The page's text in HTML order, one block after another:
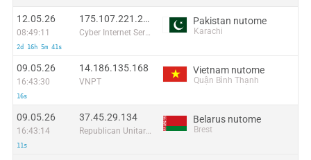
12.05.26
08:49:11
2d 16h 5m 41s
175.107.221.213:51592
Cyber Internet Services Pakistan
Pakistan nutome
Karachi
09.05.26
16:43:30
16s
14.186.135.168
VNPT
Vietnam nutome
Quận Bình Thạnh
09.05.26
16:43:14
11s
37.45.29.134
Republican Unitary Telecommunication Enterprise Beltelecom
Belarus nutome
Brest